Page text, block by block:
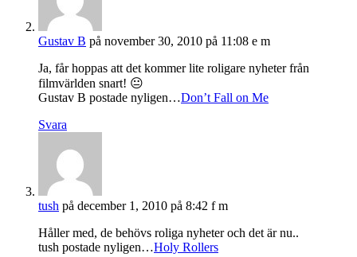
Gustav B på november 30, 2010 på 11:08 e m
Ja, får hoppas att det kommer lite roligare nyheter från
filmvärlden snart! 😐
Gustav B postade nyligen…Don’t Fall on Me
Svara
tush på december 1, 2010 på 8:42 f m
Håller med, de behövs roliga nyheter och det är nu..
tush postade nyligen…Holy Rollers